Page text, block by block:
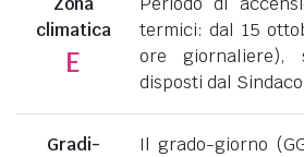
climatica
E
termici: dal 15
ore giornaliere),
disposti dal
Gradi-
Il grado-giorno